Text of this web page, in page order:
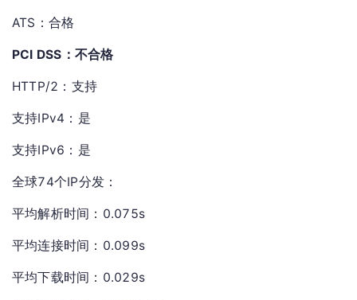
ATS：合格
PCI DSS：不合格
HTTP/2：支持
支持IPv4：是
支持IPv6：是
全球74个IP分发：
平均解析时间：0.075s
平均连接时间：0.099s
平均下载时间：0.029s